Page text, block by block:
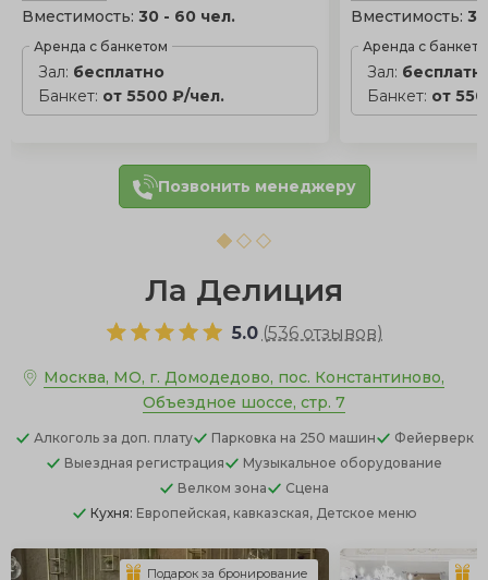
Вместимость: 30 - 60 чел.
Аренда с банкетом
Зал: бесплатно
Банкет: от 5500 ₽/чел.
Вместимость:
Аренда с
Зал:
Банкет: от
Позвонить менеджеру
Ла Делиция
5.0 (536 отзывов)
Москва, МО, г. Домодедово, пос. Константиново,
Объездное шоссе, стр. 7
Алкоголь за доп. плату Парковка на 250 машин
Фейерверк
Выездная регистрация
Музыкальное оборудование
Велком зона
Сцена
Кухня: Европейская, кавказская, Детское меню
Подарок за бронирование